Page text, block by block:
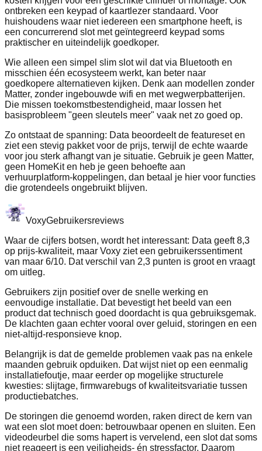
ontbreken een keypad of kaartlezer standaard. Voor
huishoudens waar niet iedereen een smartphone heeft, is
een concurrerend slot met geïntegreerd keypad soms
praktischer en uiteindelijk goedkoper.
Wie alleen een simpel slim slot wil dat via Bluetooth en
misschien één ecosysteem werkt, kan beter naar
goedkopere alternatieven kijken. Denk aan modellen zonder
Matter, zonder ingebouwde wifi en met wegwerpbatterijen.
Die missen toekomstbestendigheid, maar lossen het
basisprobleem "geen sleutels meer" vaak net zo goed op.
Zo ontstaat de spanning: Data beoordeelt de featureset en
ziet een stevig pakket voor de prijs, terwijl de echte waarde
voor jou sterk afhangt van je situatie. Gebruik je geen Matter,
geen HomeKit en heb je geen behoefte aan
verhuurplatform‑koppelingen, dan betaal je hier voor functies
die grotendeels ongebruikt blijven.
VoxyGebruikersreviews
Waar de cijfers botsen, wordt het interessant: Data geeft 8,3
op prijs‑kwaliteit, maar Voxy ziet een gebruikerssentiment
van maar 6/10. Dat verschil van 2,3 punten is groot en vraagt
om uitleg.
Gebruikers zijn positief over de snelle werking en
eenvoudige installatie. Dat bevestigt het beeld van een
product dat technisch goed doordacht is qua gebruiksgemak.
De klachten gaan echter vooral over geluid, storingen en een
niet‑altijd‑responsieve knop.
Belangrijk is dat de gemelde problemen vaak pas na enkele
maanden gebruik opduiken. Dat wijst niet op een eenmalig
installatiefoutje, maar eerder op mogelijke structurele
kwesties: slijtage, firmwarebugs of kwaliteitsvariatie tussen
productiebatches.
De storingen die genoemd worden, raken direct de kern van
wat een slot moet doen: betrouwbaar openen en sluiten. Een
videodeurbel die soms hapert is vervelend, een slot dat soms
niet reageert is een veiligheids- én stressfactor. Daarom